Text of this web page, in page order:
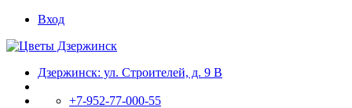
Вход
Дзержинск: ул. Строителей, д. 9 В
+7-952-77-000-55